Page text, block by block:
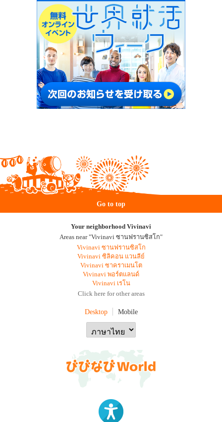
Go to top
Your neighborhood Vivinavi
Areas near "Vivinavi ซานฟรานซิสโก"
Vivinavi ซานฟรานซิสโก
Vivinavi ซิลิคอน แวนลีย์
Vivinavi ซาคราเมนโต
Vivinavi พอร์ตแลนด์
Vivinavi เรโน
Click here for other areas
Desktop Mobile